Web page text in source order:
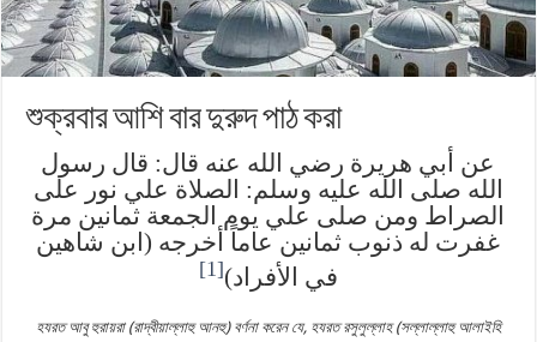
শুক্রবার আশি বার দুরুদ পাঠ করা
عن أبي هريرة رضي الله عنه قال: قال رسول
الله صلى الله عليه وسلم: الصلاة علي نور على
الصراط ومن صلى علي يوم الجمعة ثمانين مرة
غفرت له ذنوب ثمانين عاماً أخرجه (ابن شاهين
في الأفراد)[1]
হযরত আবু হুরায়রা ‎(রাদ্বীয়াল্লাহু আনহু) বর্ণনা করেন যে, হযরত রসুলুল্লাহ (সল্লাল্লাহু ‎আলাইহি